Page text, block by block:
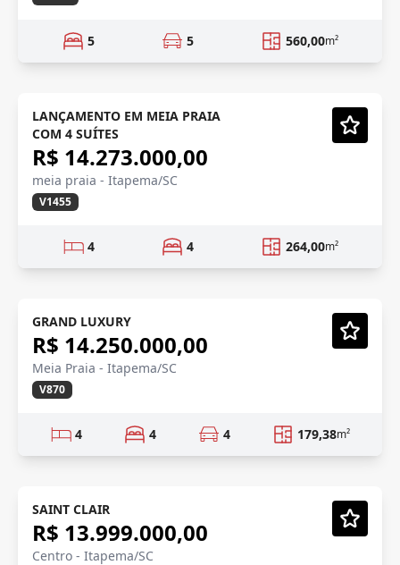
5 5 560,00m²
QUADRA MAR
Vídeo
Em Construção
LANÇAMENTO EM MEIA PRAIA
COM 4 SUÍTES
R$ 14.273.000,00
meia praia - Itapema/SC
V1455
4 4 264,00m²
FRENTE MAR
Vídeo
Em Construção
GRAND LUXURY
R$ 14.250.000,00
Meia Praia - Itapema/SC
V870
4 4 4 179,38m²
QUADRA MAR
Vídeo
SAINT CLAIR
R$ 13.999.000,00
Centro - Itapema/SC